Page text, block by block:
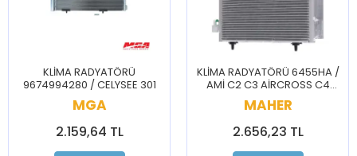
KLİMA RADYATÖRÜ
9674994280 / CELYSEE 301
MGA
2.159,64 TL
KLİMA RADYATÖRÜ 6455HA /
AMİ C2 C3 AİRCROSS C4
CACTUS DS3 207 208
MAHER
2.656,23 TL